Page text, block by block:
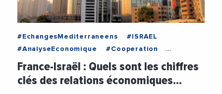
#EchangesMediterraneens
#ISRAEL
#AnalyseEconomique
#Cooperation
#Economie
#Europe #Finance
#France
#Institutions
#Investissement
France-Israël : Quels sont les chiffres
clés des relations économiques…